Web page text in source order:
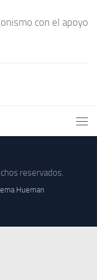
con el apoyo
reservados.
Hueman